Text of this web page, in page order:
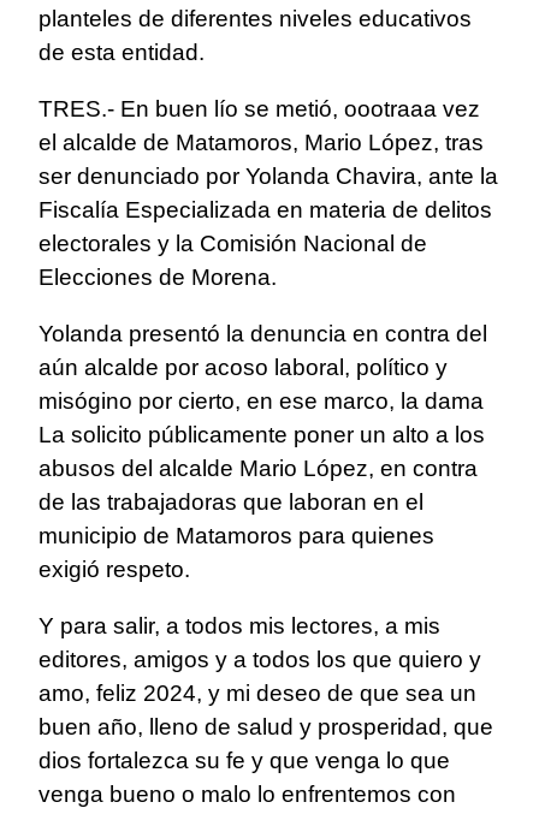
planteles de diferentes niveles educativos
de esta entidad.
TRES.- En buen lío se metió, oootraaa vez
el alcalde de Matamoros, Mario López, tras
ser denunciado por Yolanda Chavira, ante la
Fiscalía Especializada en materia de delitos
electorales y la Comisión Nacional de
Elecciones de Morena.
Yolanda presentó la denuncia en contra del
aún alcalde por acoso laboral, político y
misógino por cierto, en ese marco, la dama
La solicito públicamente poner un alto a los
abusos del alcalde Mario López, en contra
de las trabajadoras que laboran en el
municipio de Matamoros para quienes
exigió respeto.
Y para salir, a todos mis lectores, a mis
editores, amigos y a todos los que quiero y
amo, feliz 2024, y mi deseo de que sea un
buen año, lleno de salud y prosperidad, que
dios fortalezca su fe y que venga lo que
venga bueno o malo lo enfrentemos con